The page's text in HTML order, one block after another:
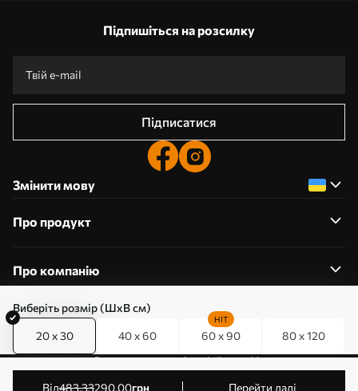
Виберіть розмір (ШхВ см)
20 x 30 40 x 60 60 x 90
HIT
80 x 120
від483.33290.00грн Перейти далі
Підпишіться на розсилку
Підписатися
Змінити мову
Про продукт
Про компанію
0800357223
Редагування дозволів на файли cookie
© 2011-2026 Art-holst. Усі права захищені. Власник: